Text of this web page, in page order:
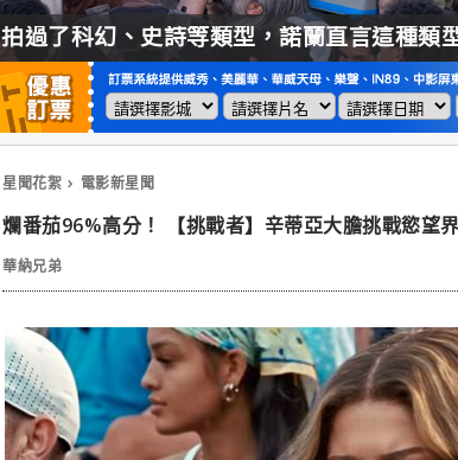
拍過了科幻、史詩等類型，諾蘭直言這種類
星聞花絮 電影新星聞
爛番茄96%高分！ 【挑戰者】辛蒂亞大膽挑戰慾望
華納兄弟